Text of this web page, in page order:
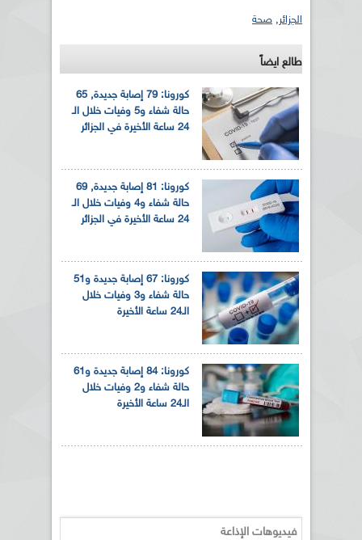
الجزائر, صحة
طالع ايضاً
كورونا: 79 إصابة جديدة, 65
حالة شفاء و5 وفيات خلال الـ
24 ساعة الأخيرة في الجزائر
كورونا: 81 إصابة جديدة, 69
حالة شفاء و4 وفيات خلال الـ
24 ساعة الأخيرة في الجزائر
كورونا: 67 إصابة جديدة و51
حالة شفاء و3 وفيات خلال
الـ24 ساعة الأخيرة
كورونا: 84 إصابة جديدة و61
حالة شفاء و2 وفيات خلال
الـ24 ساعة الأخيرة
فيديوهات الإذاعة